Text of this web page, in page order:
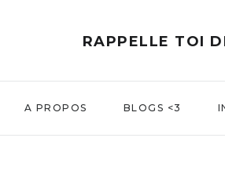
RAPPELLE TOI
A PROPOS BLOGS <3